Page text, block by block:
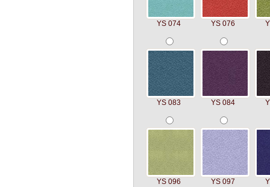
YS 074 YS 076
YS 083 YS 084
YS 096 YS 097